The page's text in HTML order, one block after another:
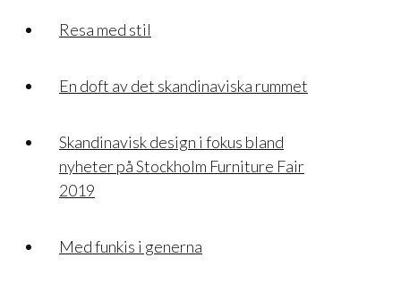
Resa med stil
En doft av det skandinaviska rummet
Skandinavisk design i fokus bland
nyheter på Stockholm Furniture Fair
2019
Med funkis i generna